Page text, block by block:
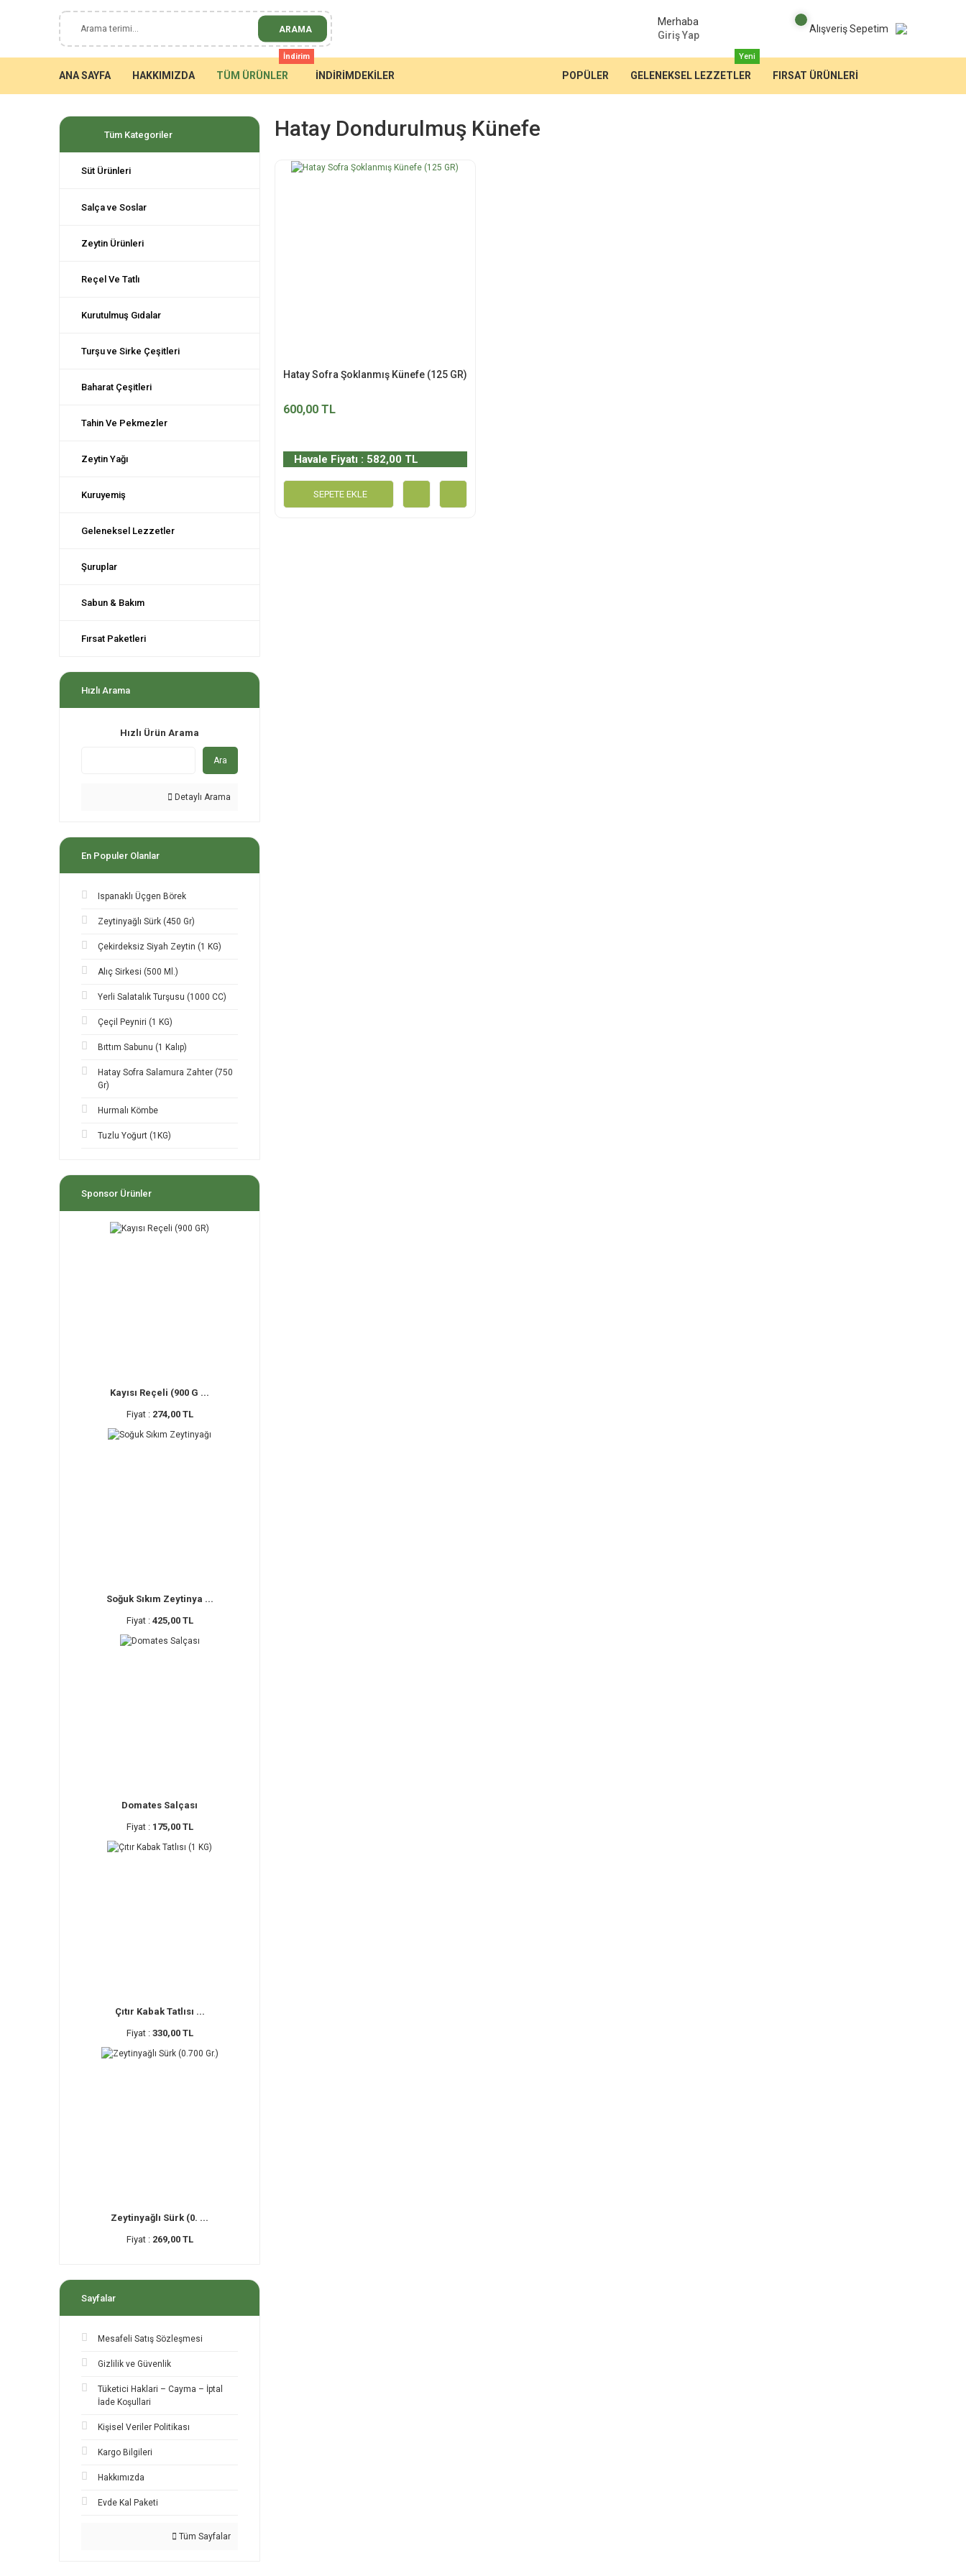
ARAMA
Merhaba
Giriş Yap
Alışveriş Sepetim
ANA SAYFA HAKKIMIZDA
İndirim
TÜM ÜRÜNLER İNDİRİMDEKİLER POPÜLER
Yeni
GELENEKSEL LEZZETLER FIRSAT ÜRÜNLERİ
Tüm Kategoriler
Süt Ürünleri
Salça ve Soslar
Zeytin Ürünleri
Reçel Ve Tatlı
Kurutulmuş Gıdalar
Turşu ve Sirke Çeşitleri
Baharat Çeşitleri
Tahin Ve Pekmezler
Zeytin Yağı
Kuruyemiş
Geleneksel Lezzetler
Şuruplar
Sabun & Bakım
Fırsat Paketleri
Hızlı Arama
Hızlı Ürün Arama
Ara
Detaylı Arama
En Populer Olanlar
Ispanaklı Üçgen Börek
Zeytinyağlı Sürk (450 Gr)
Çekirdeksiz Siyah Zeytin (1 KG)
Alıç Sirkesi (500 Ml.)
Yerli Salatalık Turşusu (1000 CC)
Çeçil Peyniri (1 KG)
Bıttım Sabunu (1 Kalıp)
Hatay Sofra Salamura Zahter (750
Gr)
Hurmalı Kömbe
Tuzlu Yoğurt (1KG)
Sponsor Ürünler
Kayısı Reçeli (900 G ...
Fiyat : 274,00 TL
Soğuk Sıkım Zeytinya ...
Fiyat : 425,00 TL
Domates Salçası
Fiyat : 175,00 TL
Çıtır Kabak Tatlısı ...
Fiyat : 330,00 TL
Zeytinyağlı Sürk (0. ...
Fiyat : 269,00 TL
Sayfalar
Mesafeli Satış Sözleşmesi
Gizlilik ve Güvenlik
Tüketici Haklari – Cayma – İptal
İade Koşullari
Kişisel Veriler Politikası
Kargo Bilgileri
Hakkımızda
Evde Kal Paketi
Tüm Sayfalar
Hatay Dondurulmuş Künefe
Hatay Sofra Şoklanmış Künefe (125 GR)
600,00 TL
Havale Fiyatı : 582,00 TL
SEPETE EKLE